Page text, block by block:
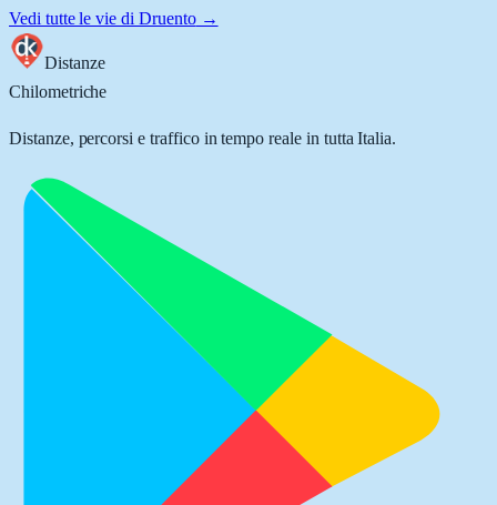
Vedi tutte le vie di Druento→
Distanze
Chilometriche
Distanze, percorsi e traffico in tempo reale in tutta Italia.